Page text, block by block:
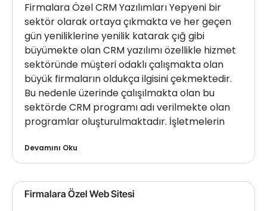
Firmalara Özel CRM Yazılımları Yepyeni bir
sektör olarak ortaya çıkmakta ve her geçen
gün yeniliklerine yenilik katarak çığ gibi
büyümekte olan CRM yazılımı özellikle hizmet
sektöründe müşteri odaklı çalışmakta olan
büyük firmaların oldukça ilgisini çekmektedir.
Bu nedenle üzerinde çalışılmakta olan bu
sektörde CRM programı adı verilmekte olan
programlar oluşturulmaktadır. İşletmelerin
Devamını Oku
Firmalara Özel Web Sitesi